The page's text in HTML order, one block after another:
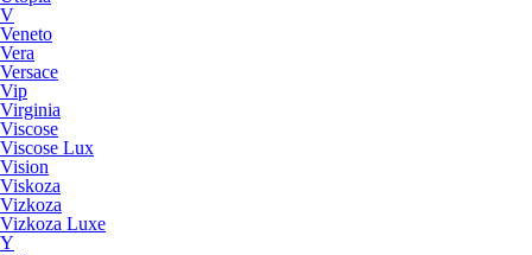
V
Veneto
Vera
Versace
Vip
Virginia
Viscose
Viscose Lux
Vision
Viskoza
Vizkoza
Vizkoza Luxe
Y